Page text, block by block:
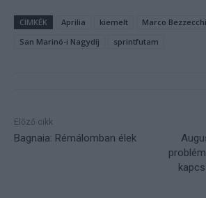
CIMKÉK Aprilia kiemelt
Marco Bezzecchi
San Marinó-i Nagydíj
sprintfutam
Előző cikk
Bagnaia: Rémálomban élek